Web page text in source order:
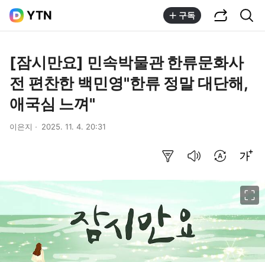
YTN 구독
[잠시만요] 민속박물관 한류문화사
전 편찬한 백민영"한류 정말 대단해,
애국심 느껴"
이은지 2025. 11. 4. 20:31